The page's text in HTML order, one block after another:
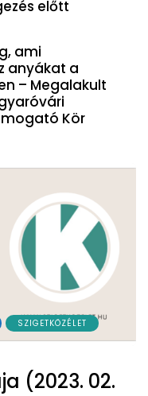
előtt
ami
anyákat a
– Megalakult
Kör
SZIGETKÖZÉLET
(2023. 02.